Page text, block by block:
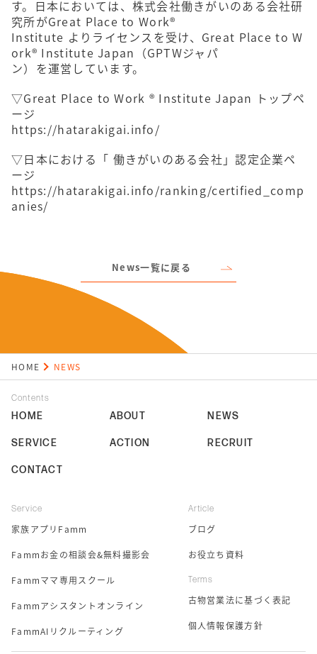
す。日本においては、株式会社働きがいのある会社研
究所がGreat Place to Work®
Institute よりライセンスを受け、Great Place to W
ork® Institute Japan（GPTWジャパ
ン）を運営しています。
▽Great Place to Work ® Institute Japan トップペ
ージ
https://hatarakigai.info/
▽日本における「 働きがいのある会社」認定企業ペ
ージ
https://hatarakigai.info/ranking/certified_comp
anies/
News一覧に戻る
HOME NEWS
Contents
HOME ABOUT NEWS
SERVICE ACTION RECRUIT
CONTACT
Service
家族アプリFamm
Fammお金の相談会&無料撮影会
Fammママ専用スクール
Fammアシスタントオンライン
FammAIリクルーティング
Article
ブログ
お役立ち資料
Terms
古物営業法に基づく表記
個人情報保護方針